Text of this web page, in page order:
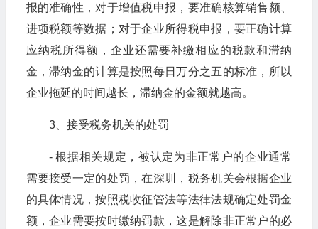
报的准确性，对于增值税申报，要准确核算销售额、
进项税额等数据；对于企业所得税申报，要正确计算
应纳税所得额，企业还需要补缴相应的税款和滞纳
金，滞纳金的计算是按照每日万分之五的标准，所以
企业拖延的时间越长，滞纳金的金额就越高。
3、接受税务机关的处罚
- 根据相关规定，被认定为非正常户的企业通常
需要接受一定的处罚，在深圳，税务机关会根据企业
的具体情况，按照税收征管法等法律法规确定处罚金
额，企业需要按时缴纳罚款，这是解除非正常户的必